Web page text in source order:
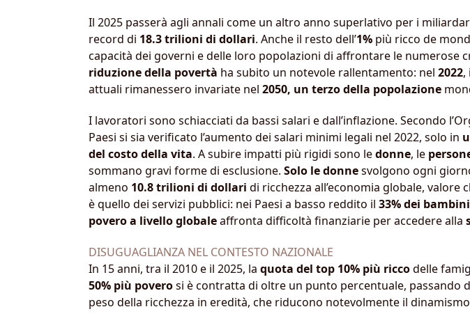
Il 2025 passerà agli annali come un altro anno superlativo per i
record di 18.3 trilioni di dollari. Anche il resto dell’1% più ricco de
capacità dei governi e delle loro popolazioni di affrontare le numerose
riduzione della povertà ha subito un notevole rallentamento: nel 2022,
attuali rimanessero invariate nel 2050, un terzo della popolazione
I lavoratori sono schiacciati da bassi salari e dall’inflazione. Secondo
Paesi si sia verificato l’aumento dei salari minimi legali nel 2022, solo in
del costo della vita. A subire impatti più rigidi sono ledonne, le
sommano gravi forme di esclusione. Solo le donnesvolgono ogni
almeno 10.8 trilioni di dollari di ricchezza all’economia globale,
è quello dei servizi pubblici: nei Paesi a basso reddito il 33% dei bambini
povero a livello globaleaffronta difficoltà finanziarie per accedere alla
DISUGUAGLIANZA NEL CONTESTO NAZIONALE
In 15 anni, tra il 2010 e il 2025, la quota del top 10% più riccodelle
50% più poverosi è contratta di oltre un punto percentuale, passando
peso della ricchezza in eredità, che riducono notevolmente il